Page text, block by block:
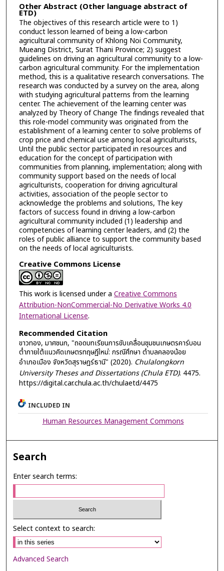
Other Abstract (Other language abstract of
ETD)
The objectives of this research article were to 1)
conduct lesson learned of being a low-carbon
agricultural community of Khlong Noi Community,
Mueang District, Surat Thani Province; 2) suggest
guidelines on driving an agricultural community to a low-
carbon agricultural community. For the implementation
method, this is a qualitative research conversations. The
research was conducted by a survey on the area, along
with studying agricultural patterns from the learning
center. The achievement of the learning center was
analyzed by Theory of Change The findings revealed that
this role-model community was originated from the
establishment of a learning center to solve problems of
crop price and chemical use among local agriculturists,
Until the public sector participated in resources and
education for the concept of participation with
communities from planning, implementation; along with
community support based on the needs of local
agriculturists, cooperation for driving agricultural
activities, association of the people sector to
acknowledge the problems and solutions, The key
factors of success found in driving a low-carbon
agricultural community included (1) leadership and
competencies of learning center leaders, and (2) the
roles of public alliance to support the community based
on the needs of local agriculturists.
Creative Commons License
This work is licensed under a Creative Commons
Attribution-NonCommercial-No Derivative Works 4.0
International License.
Recommended Citation
ขาวทอง, มาศชนก, "ถอดบทเรียนการขับเคลื่อนชุมชนเกษตรคาร์บอน
ต่ำภายใต้แนวคิดเกษตรทฤษฎีใหม่: กรณีศึกษา ตำบลคลองน้อย
อำเภอเมือง จังหวัดสุราษฎร์ธานี" (2020). Chulalongkorn
University Theses and Dissertations (Chula ETD). 4475.
https://digital.car.chula.ac.th/chulaetd/4475
INCLUDED IN
Human Resources Management Commons
Search
Enter search terms:
Select context to search:
Advanced Search